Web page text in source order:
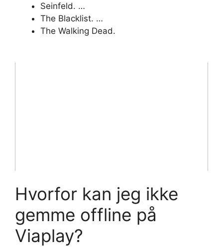
Seinfeld. …
The Blacklist. …
The Walking Dead.
Hvorfor kan jeg ikke
gemme offline på
Viaplay?